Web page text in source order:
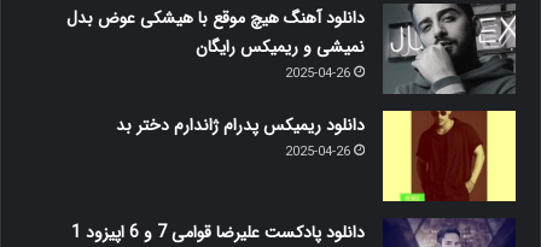
دانلود آهنگ هیچ موقع با هیشکی عوض بدل
نمیشی و ریمیکس رایگان
2025-04-26
دانلود ریمیکس پدرام ژاندارم دختر بد
2025-04-26
دانلود پادکست علیرضا قوامی 7 و 6 اپیزود 1